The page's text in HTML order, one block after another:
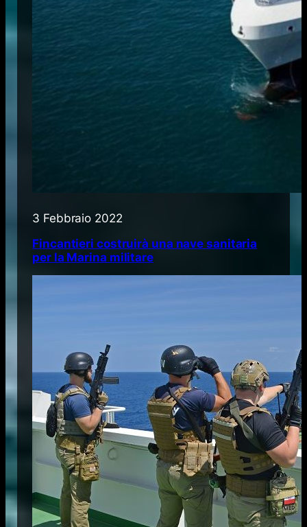
3 Febbraio 2022
Fincantieri costruirà una nave sanitaria
per la Marina militare